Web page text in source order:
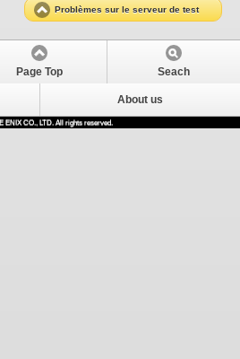
Problèmes sur le serveur de test
Page Top Seach
About us
ENIX CO., LTD. All rights reserved.